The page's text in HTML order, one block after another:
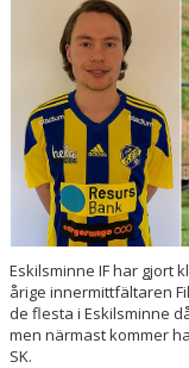
MATCHER
ETTAN SÖDRA
Eskilsminne IF har gjort
årige innermittfältaren
de flesta i Eskilsminne
men närmast kommer
SK.